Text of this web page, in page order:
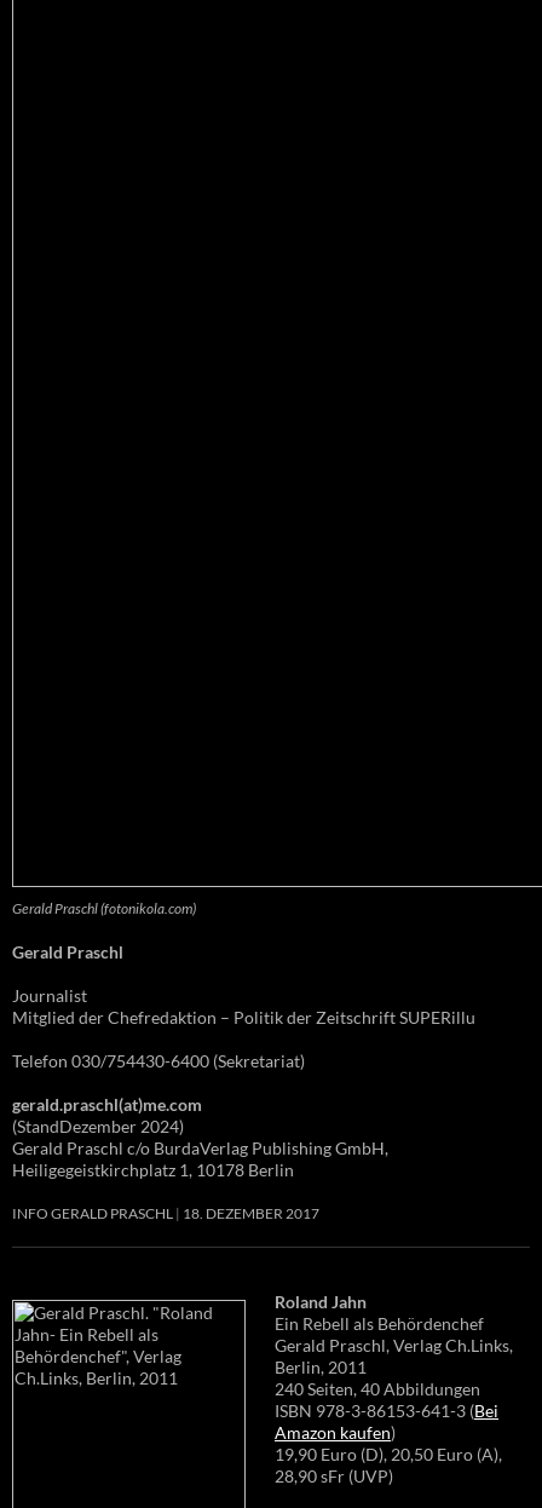
Gerald Praschl (fotonikola.com)
Gerald Praschl
Journalist
Mitglied der Chefredaktion – Politik der Zeitschrift SUPERillu
Telefon 030/754430-6400 (Sekretariat)
gerald.praschl(at)me.com
(StandDezember 2024)
Gerald Praschl c/o BurdaVerlag Publishing GmbH,
Heiligegeistkirchplatz 1, 10178 Berlin
INFO GERALD PRASCHL 18. DEZEMBER 2017
Roland Jahn
Ein Rebell als Behördenchef
Gerald Praschl, Verlag Ch.Links,
Berlin, 2011
240 Seiten, 40 Abbildungen
ISBN 978-3-86153-641-3 (Bei
Amazon kaufen)
19,90 Euro (D), 20,50 Euro (A),
28,90 sFr (UVP)